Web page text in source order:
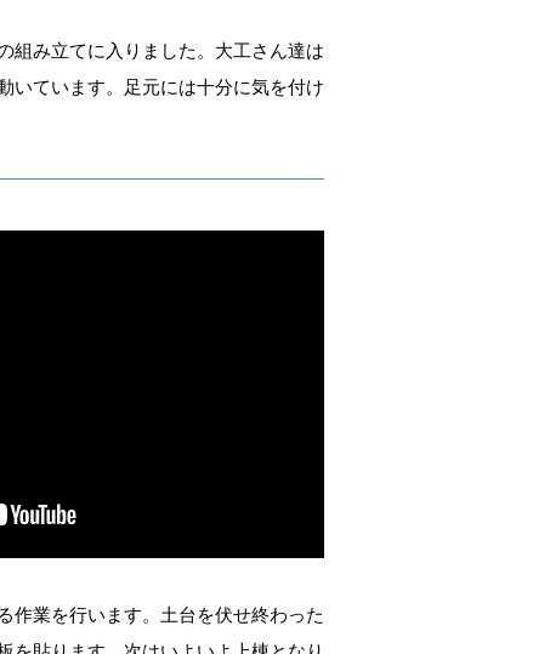
組み立てに入りました。大工さん達は
いています。足元には十分に気を付け
作業を行います。土台を伏せ終わった